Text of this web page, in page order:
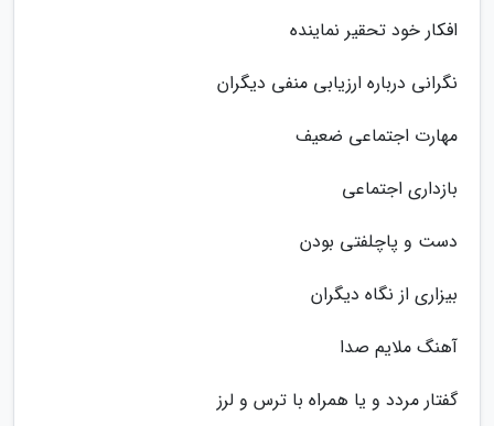
افکار خود تحقیر نماینده
نگرانی درباره ارزیابی منفی دیگران
مهارت اجتماعی ضعیف
بازداری اجتماعی
دست و پاچلفتی بودن
بیزاری از نگاه دیگران
آهنگ ملایم صدا
گفتار مردد و یا همراه با ترس و لرز